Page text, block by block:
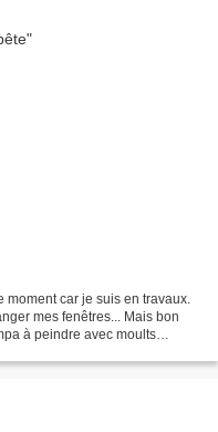
car je suis en travaux.
mes fenêtres... Mais bon
à peindre avec moults